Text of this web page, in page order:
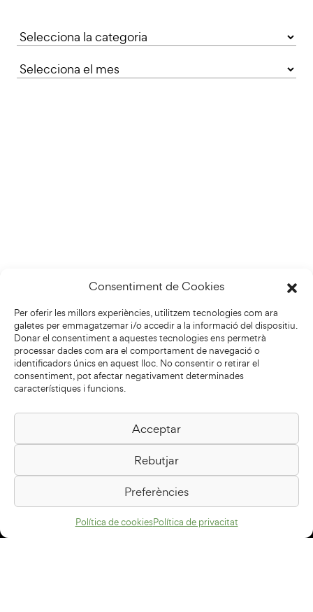
Consentiment de Cookies
Per oferir les millors experiències, utilitzem tecnologies com ara
galetes per emmagatzemar i/o accedir a la informació del dispositiu.
Donar el consentiment a aquestes tecnologies ens permetrà
processar dades com ara el comportament de navegació o
identificadors únics en aquest lloc. No consentir o retirar el
consentiment, pot afectar negativament determinades
característiques i funcions.
Acceptar
Rebutjar
Preferències
Política de cookiesPolítica de privacitat
Categories
Biblioteca Pilarin Bayés
Passeig de la Generalitat, 1
08500 Vic